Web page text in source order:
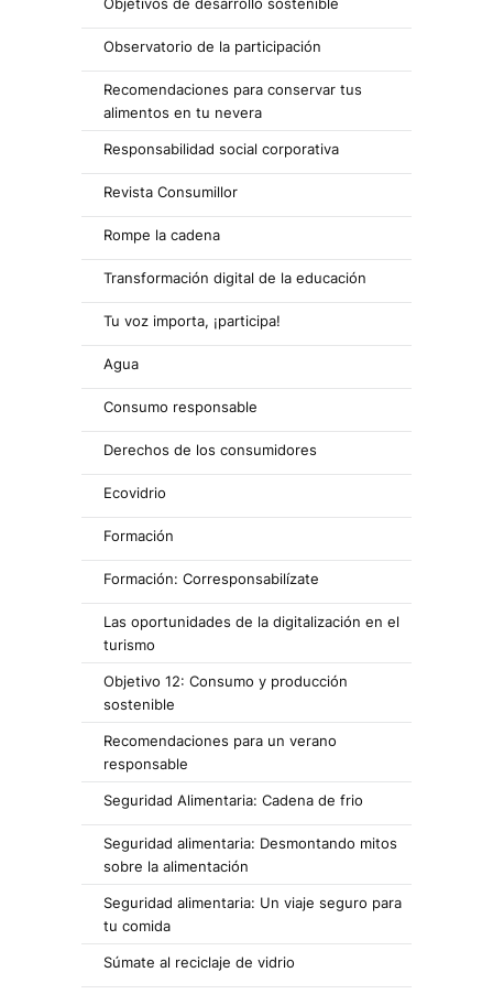
Observatorio de la participación
Recomendaciones para conservar tus
alimentos en tu nevera
Responsabilidad social corporativa
Revista Consumillor
Rompe la cadena
Transformación digital de la educación
Tu voz importa, ¡participa!
Agua
Consumo responsable
Derechos de los consumidores
Ecovidrio
Formación
Formación: Corresponsabilízate
Las oportunidades de la digitalización en el
turismo
Objetivo 12: Consumo y producción
sostenible
Recomendaciones para un verano
responsable
Seguridad Alimentaria: Cadena de frio
Seguridad alimentaria: Desmontando mitos
sobre la alimentación
Seguridad alimentaria: Un viaje seguro para
tu comida
Súmate al reciclaje de vidrio